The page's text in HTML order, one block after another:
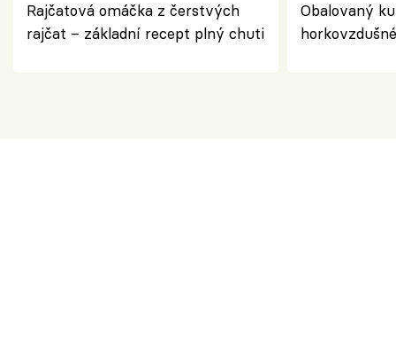
Rajčatová omáčka z čerstvých
rajčat – základní recept plný chuti
Obalovaný